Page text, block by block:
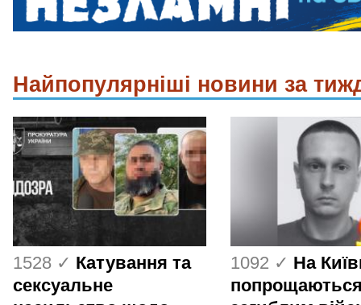
Найпопулярніші новини за
1528 ✓ Катування та
сексуальне
1092 ✓ На